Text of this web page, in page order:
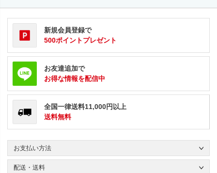
新規会員登録で
500ポイントプレゼント
お友達追加で
お得な情報を配信中
全国一律送料11,000円以上
送料無料
お支払い方法
配送・送料